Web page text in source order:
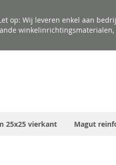
op: Wij leveren enkel aan
25x25 vierkant Magut